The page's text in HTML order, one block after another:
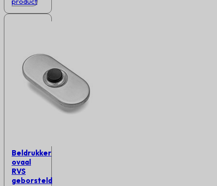
Beldrukker
ovaal
RVS
geborsteld